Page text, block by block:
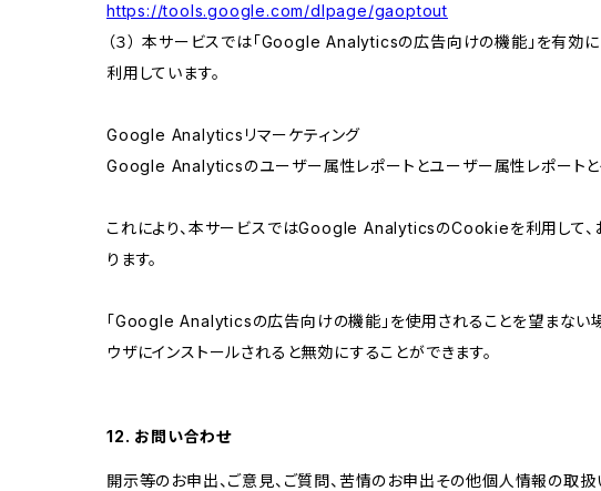
https://tools.google.com/dlpage/gaoptout
（３） 本サービスでは「Google Analyticsの広告向けの機能」を有
利用しています。
Google Analyticsリマーケティング
Google Analyticsのユーザー属性レポートとユーザー属性レポートと
これにより、本サービスではGoogle AnalyticsのCookieを利用して、
ります。
「Google Analyticsの広告向けの機能」を使用されることを望まない
ウザにインストールされると無効にすることができます。
12. お問い合わせ
開示等のお申出、ご意見、ご質問、苦情のお申出その他個人情報の取